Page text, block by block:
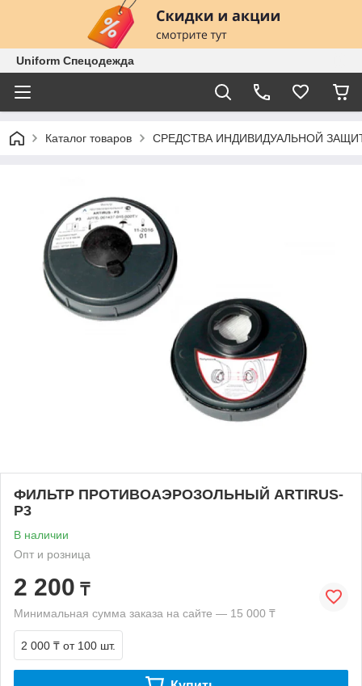
Uniform Спецодежда
Каталог товаров СРЕДСТВА ИНДИВИДУАЛЬНОЙ
ФИЛЬТР ПРОТИВОАЭРОЗОЛЬНЫЙ ARTIRUS-
P3
В наличии
Опт и розница
2 200 ₸
Минимальная сумма заказа на сайте — 15 000 ₸
2 000 ₸ от 100 шт.